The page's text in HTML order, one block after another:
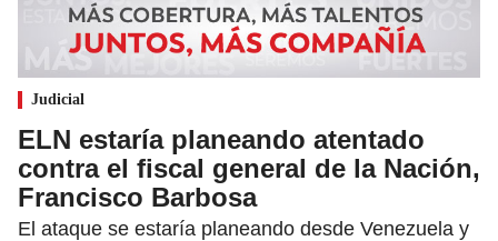
Judicial
ELN estaría planeando atentado
contra el fiscal general de la Nación,
Francisco Barbosa
El ataque se estaría planeando desde Venezuela y